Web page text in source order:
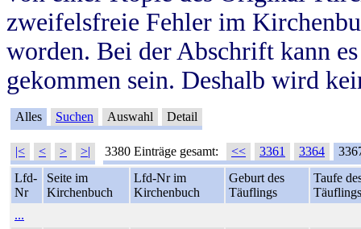
zweifelsfreie Fehler im
worden. Bei der Abschrift kann
gekommen sein. Deshalb wird
Alles Suchen Auswahl Detail
|< < > >| 3380 Einträge gesamt: << 3361 3364
Lfd-
Nr
Seite im
Kirchenbuch
Lfd-Nr im
Kirchenbuch
Geburt des
Täuflings
Taufe
Täuflings
...